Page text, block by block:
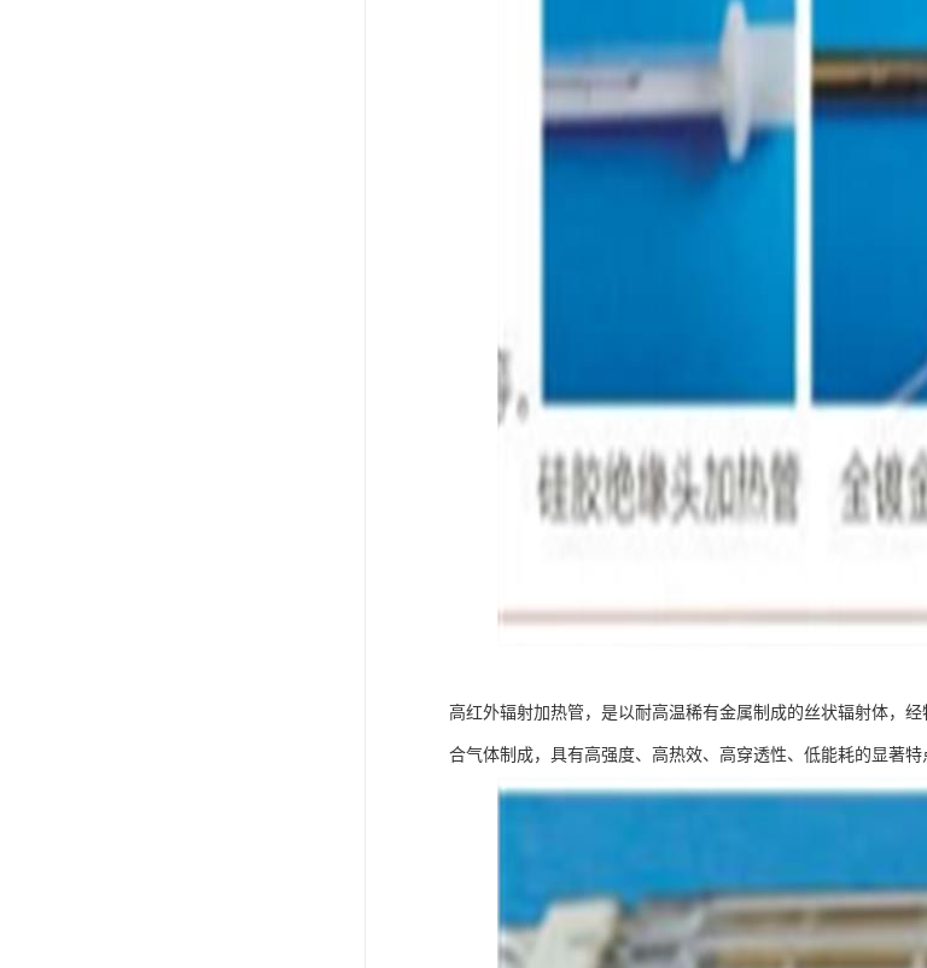
高红外辐射加热管，是以耐高温稀有金属制成的丝状辐射体，
合气体制成，具有高强度、高热效、高穿透性、低能耗的显著特